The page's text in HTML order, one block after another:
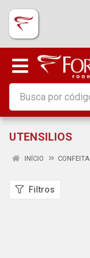
UTENSILIOS
INÍCIO
Filtros